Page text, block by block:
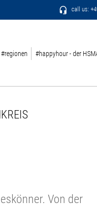
call us:
#regionen #happyhour - der
Von der